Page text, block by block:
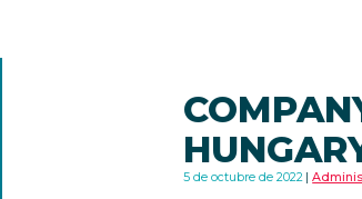
5 de octubre de 2022